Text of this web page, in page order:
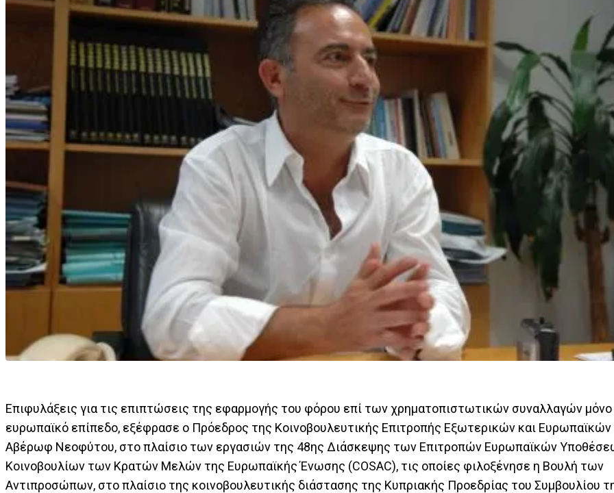
Επιφυλάξεις για τις επιπτώσεις της εφαρμογής του φόρου επί των χρηματοπιστωτικών συναλλαγών
ευρωπαϊκό επίπεδο, εξέφρασε ο Πρόεδρος της Κοινοβουλευτικής Επιτροπής Εξωτερικών και
Αβέρωφ Νεοφύτου, στο πλαίσιο των εργασιών της 48ης Διάσκεψης των Επιτροπών Ευρωπαϊκών
Κοινοβουλίων των Κρατών Μελών της Ευρωπαϊκής Ένωσης (COSAC), τις οποίες φιλοξένησε η Βουλή των
Αντιπροσώπων, στο πλαίσιο της κοινοβουλευτικής διάστασης της Κυπριακής Προεδρίας του Συμβουλίου